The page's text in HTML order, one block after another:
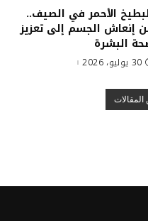
الأحمر في الصيف..
إنعاش الجسم إلى تعزيز
البشرة
30 يوليو، 2026